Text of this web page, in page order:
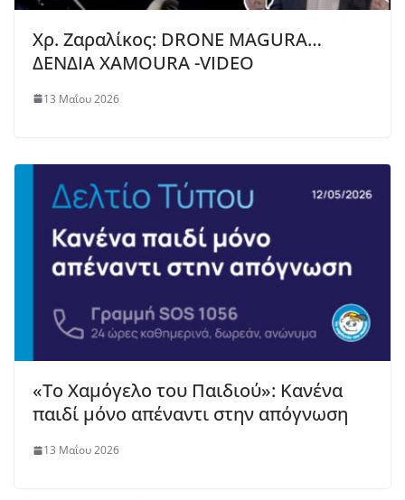
Χρ. Ζαραλίκος: DRONE MAGURA…
ΔΕΝΔΙΑ ΧAMOURA -VIDEO
13 Μαΐου 2026
«Το Χαμόγελο του Παιδιού»: Κανένα
παιδί μόνο απέναντι στην απόγνωση
13 Μαΐου 2026